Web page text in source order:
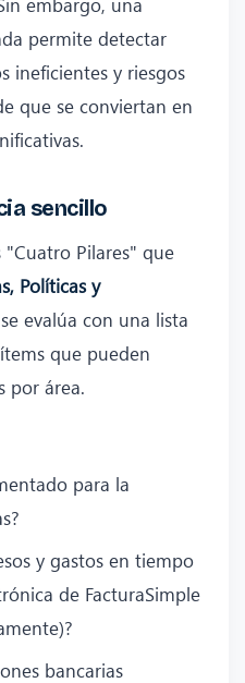
permite detectar
ineficientes y riesgos
que se conviertan en
sencillo
Pilares" que
Políticas y
evalúa con una lista
que pueden
por área.
para la
y gastos en tiempo
de FacturaSimple
bancarias